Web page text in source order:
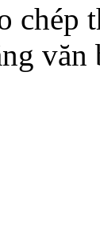
chép
văn